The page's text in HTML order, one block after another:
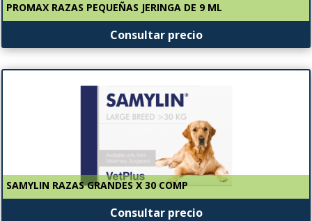
PROMAX RAZAS PEQUEÑAS JERINGA DE 9 ML
Consultar precio
SAMYLIN RAZAS GRANDES X 30 COMP
Consultar precio